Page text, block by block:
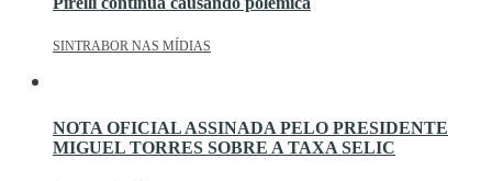
SINTRABOR NAS MÍDIAS
NOTA OFICIAL ASSINADA PELO PRESIDENTE
MIGUEL TORRES SOBRE A TAXA SELIC